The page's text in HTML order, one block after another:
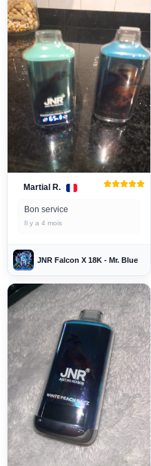
Martial R.
Bon service
Il y a 4 mois
JNR Falcon X 18K - Mr. Blue